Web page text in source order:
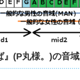
』(P丸様。)の音域